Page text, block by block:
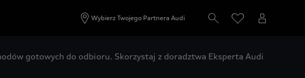
Wybierz Twojego Partnera Audi
gotowych do odbioru. Skorzystaj z doradztwa Eksperta Audi